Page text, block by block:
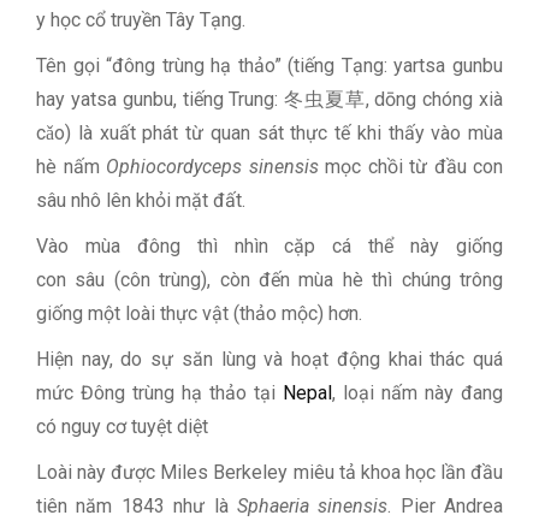
y học cổ truyền Tây Tạng.
Tên gọi “đông trùng hạ thảo” (tiếng Tạng: yartsa gunbu
hay yatsa gunbu, tiếng Trung: 冬虫夏草, dōng chóng xià
cǎo) là xuất phát từ quan sát thực tế khi thấy vào mùa
hè nấm Ophiocordyceps sinensismọc chồi từ đầu con
sâu nhô lên khỏi mặt đất.
Vào mùa đông thì nhìn cặp cá thể này giống
con sâu (côn trùng), còn đến mùa hè thì chúng trông
giống một loài thực vật (thảo mộc) hơn.
Hiện nay, do sự săn lùng và hoạt động khai thác quá
mức Đông trùng hạ thảo tại Nepal, loại nấm này đang
có nguy cơ tuyệt diệt
Loài này được Miles Berkeley miêu tả khoa học lần đầu
tiên năm 1843 như là Sphaeria sinensis . Pier Andrea